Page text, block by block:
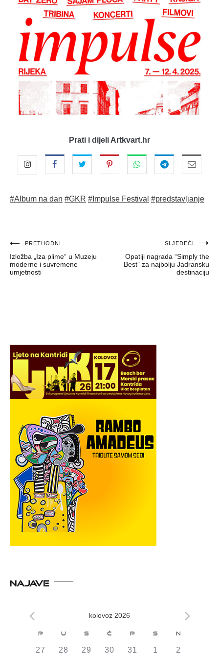
Prati i dijeli Artkvart.hr
#Album na dan #GKR #Impulse Festival #predstavljanje
Navigacija
objava
PRETHODNI
Izložba „Iza plime“ u Muzeju
moderne i suvremene
umjetnosti
SLJEDEĆI
Opatiji nagrada “Simply the
Best” za najbolju Jadransku
destinaciju
NAJAVE
kolovoz 2026
Kalendar
od
P U S Č P S N
0
27
0
28
0
29
0
30
0
31
0
1
0
2